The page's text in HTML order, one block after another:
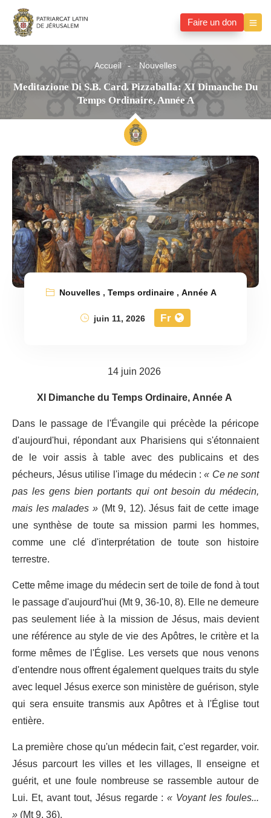
Faire un don
Accueil Nouvelles
Meditazione Di S.B. Card. Pizzaballa: XI Dimanche Du
Temps Ordinaire, Année A
Nouvelles,Temps ordinaire,Année A
juin 11, 2026
Fr
14 juin 2026
XI Dimanche du Temps Ordinaire, Année A
Dans le passage de l'Évangile qui précède la péricope
d'aujourd'hui, répondant aux Pharisiens qui s'étonnaient
de le voir assis à table avec des publicains et des
pécheurs, Jésus utilise l'image du médecin :« Ce ne sont
pas les gens bien portants qui ont besoin du médecin,
mais les malades »(Mt 9, 12). Jésus fait de cette image
une synthèse de toute sa mission parmi les hommes,
comme une clé d'interprétation de toute son histoire
terrestre.
Cette même image du médecin sert de toile de fond à tout
le passage d'aujourd'hui (Mt 9, 36-10, 8). Elle ne demeure
pas seulement liée à la mission de Jésus, mais devient
une référence au style de vie des Apôtres, le critère et la
forme mêmes de l'Église. Les versets que nous venons
d'entendre nous offrent également quelques traits du style
avec lequel Jésus exerce son ministère de guérison, style
qui sera ensuite transmis aux Apôtres et à l'Église tout
entière.
La première chose qu'un médecin fait, c'est regarder, voir.
Jésus parcourt les villes et les villages, Il enseigne et
guérit, et une foule nombreuse se rassemble autour de
Lui. Et, avant tout, Jésus regarde :« Voyant les foules...